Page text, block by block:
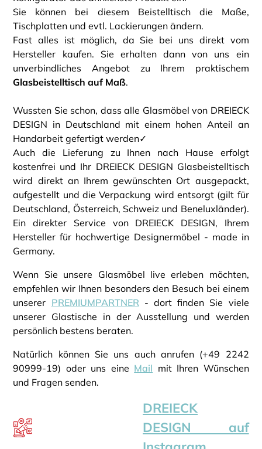
Sie können bei diesem Beistelltisch die Maße,
Tischplatten und evtl. Lackierungen ändern.
Fast alles ist möglich, da Sie bei uns direkt vom
Hersteller kaufen. Sie erhalten dann von uns ein
unverbindliches Angebot zu Ihrem praktischem
Glasbeistelltisch auf Maß.
Wussten Sie schon, dass alle Glasmöbel von DREIECK
DESIGN in Deutschland mit einem hohen Anteil an
Handarbeit gefertigt werden✓
Auch die Lieferung zu Ihnen nach Hause erfolgt
kostenfrei und Ihr DREIECK DESIGN Glasbeistelltisch
wird direkt an Ihrem gewünschten Ort ausgepackt,
aufgestellt und die Verpackung wird entsorgt (gilt für
Deutschland, Österreich, Schweiz und Beneluxländer).
Ein direkter Service von DREIECK DESIGN, Ihrem
Hersteller für hochwertige Designermöbel - made in
Germany.
Wenn Sie unsere Glasmöbel live erleben möchten,
empfehlen wir Ihnen besonders den Besuch bei einem
unserer PREMIUMPARTNER- dort finden Sie viele
unserer Glastische in der Ausstellung und werden
persönlich bestens beraten.
Natürlich können Sie uns auch anrufen (+49 2242
90999-19) oder uns eine Mail mit Ihren Wünschen
und Fragen senden.
DREIECK
DESIGN auf